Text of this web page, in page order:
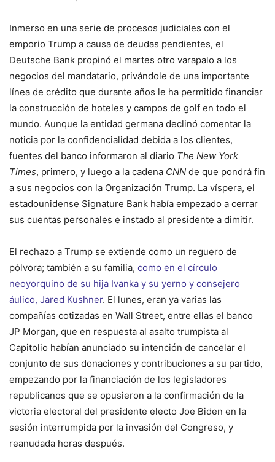
Inmerso en una serie de procesos judiciales con el
emporio Trump a causa de deudas pendientes, el
Deutsche Bank propinó el martes otro varapalo a los
negocios del mandatario, privándole de una importante
línea de crédito que durante años le ha permitido financiar
la construcción de hoteles y campos de golf en todo el
mundo. Aunque la entidad germana declinó comentar la
noticia por la confidencialidad debida a los clientes,
fuentes del banco informaron al diario The New York
Times, primero, y luego a la cadena CNN de que pondrá fin
a sus negocios con la Organización Trump. La víspera, el
estadounidense Signature Bank había empezado a cerrar
sus cuentas personales e instado al presidente a dimitir.
El rechazo a Trump se extiende como un reguero de
pólvora; también a su familia, como en el círculo
neoyorquino de su hija Ivanka y su yerno y consejero
áulico, Jared Kushner. El lunes, eran ya varias las
compañías cotizadas en Wall Street, entre ellas el banco
JP Morgan, que en respuesta al asalto trumpista al
Capitolio habían anunciado su intención de cancelar el
conjunto de sus donaciones y contribuciones a su partido,
empezando por la financiación de los legisladores
republicanos que se opusieron a la confirmación de la
victoria electoral del presidente electo Joe Biden en la
sesión interrumpida por la invasión del Congreso, y
reanudada horas después.